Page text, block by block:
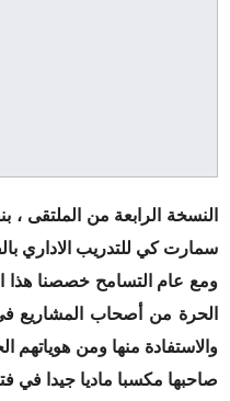
النسخة الرابعة من الملتقى ،
سمارت كي للتدريب الاداري
ومع عام التسامح خصصنا هذا
الحرة من أصحاب المشاريع
والاستفادة منها ومن هوياتهم
صاحبها مكسبا ماديا جيدا في